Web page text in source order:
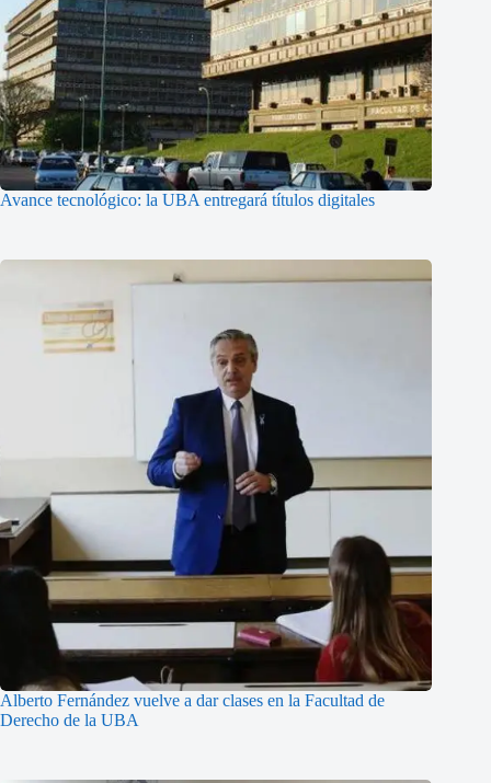
Avance tecnológico: la UBA entregará títulos digitales
Alberto Fernández vuelve a dar clases en la Facultad de
Derecho de la UBA